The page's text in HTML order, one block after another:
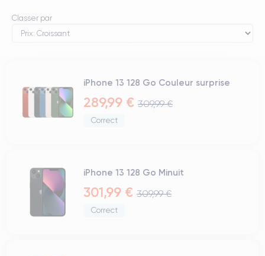
Classer par
iPhone 13 128 Go Couleur surprise
289,99 € 309,99 €
Correct
iPhone 13 128 Go Minuit
301,99 € 309,99 €
Correct